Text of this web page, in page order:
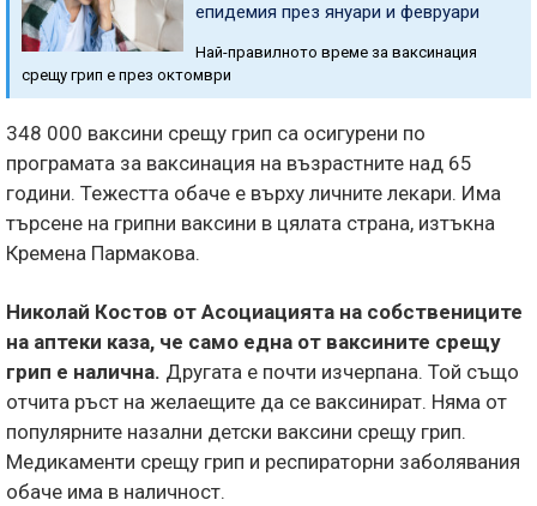
епидемия през януари и февруари
Най-правилното време за ваксинация
срещу грип е през октомври
348 000 ваксини срещу грип са осигурени по
програмата за ваксинация на възрастните над 65
години. Тежестта обаче е върху личните лекари. Има
търсене на грипни ваксини в цялата страна, изтъкна
Кремена Пармакова.
Николай Костов от Асоциацията на собствениците
на аптеки каза, че само една от ваксините срещу
грип е налична. Другата е почти изчерпана. Той също
отчита ръст на желаещите да се ваксинират. Няма от
популярните назални детски ваксини срещу грип.
Медикаменти срещу грип и респираторни заболявания
обаче има в наличност.